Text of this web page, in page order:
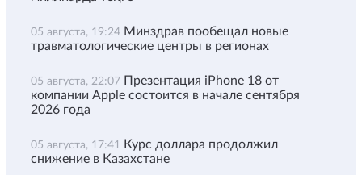
05 августа, 19:24 Минздрав пообещал новые
травматологические центры в регионах
05 августа, 22:07 Презентация iPhone 18 от
компании Apple состоится в начале сентября
2026 года
05 августа, 17:41 Курс доллара продолжил
снижение в Казахстане